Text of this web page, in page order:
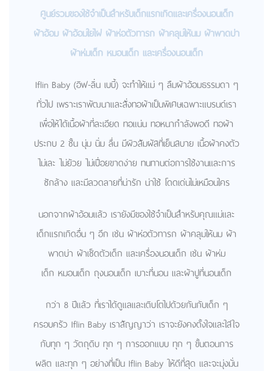
ศูนย์รวมของใช้จำเป็นสำหรับเด็กแรกเกิดและเครื่องนอนเด็ก
ผ้าอ้อม ผ้าอ้อมใยไผ่ ผ้าห่อตัวทารก ผ้าคลุมให้นม ผ้าพาดบ่า
ผ้าห่มเด็ก หมอนเด็ก และเครื่องนอนเด็ก
Iflin Baby (อิฟ-ลิ่น เบบี้) จะทำให้แม่ ๆ ลืมผ้าอ้อมธรรมดา ๆ
ทั่วไป เพราะเราพัฒนาและสั่งทอผ้าเป็นพิเศษเฉพาะแบรนด์เรา
เพื่อให้ได้เนื้อผ้าที่ละเอียด ทอแน่น ทอหนากำลังพอดี ทอผ้า
ประกบ 2 ชั้น นุ่ม นิ่ม ลื่น มีผิวสัมผัสที่เย็นสบาย เนื้อผ้าคงตัว
ไม่เละ ไม่ย้วย ไม่เปื่อยขาดง่าย ทนทานต่อการใช้งานและการ
ซักล้าง และมีลวดลายที่น่ารัก น่าใช้ โดดเด่นไม่เหมือนใคร
นอกจากผ้าอ้อมแล้ว เรายังมีของใช้จำเป็นสำหรับคุณแม่และ
เด็กแรกเกิดอื่น ๆ อีก เช่น ผ้าห่อตัวทารก ผ้าคลุมให้นม ผ้า
พาดบ่า ผ้าเช็ดตัวเด็ก และเครื่องนอนเด็ก เช่น ผ้าห่ม
เด็ก หมอนเด็ก ถุงนอนเด็ก เบาะที่นอน และผ้าปูที่นอนเด็ก
กว่า 8 ปีแล้ว ที่เราได้ดูแลและเติบโตไปด้วยกันกับเด็ก ๆ
ครอบครัว Iflin Baby เราสัญญาว่า เราจะยังคงตั้งใจและใส่ใจ
กับทุก ๆ วัตถุดิบ ทุก ๆ การออกแบบ ทุก ๆ ขั้นตอนการ
ผลิต และทุก ๆ อย่างที่เป็น Iflin Baby ให้ดีที่สุด และจะมุ่งมั่น